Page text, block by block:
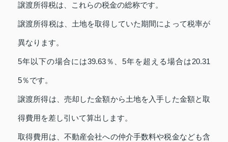
譲渡所得税は、これらの税金の総称です。
譲渡所得税は、土地を取得していた期間によって税率が
異なります。
5年以下の場合には39.63％、5年を超える場合は20.31
5％です。
譲渡所得は、売却した金額から土地を入手した金額と取
得費用を差し引いて算出します。
取得費用は、不動産会社への仲介手数料や税金なども含